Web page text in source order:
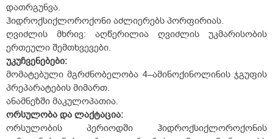
დათრგუნვა.
ჰიდროქსიქლოროქონი აძლიერებს პორფირიას.
ღვიძლის მხრივ: აღწერილია ღვიძლის უკმარისობის
ერთეული შემთხვევები.
უკუჩვენებები:
მომატებული მგრძნობელობა 4–ამინოქინოლინის ჯგუფის
პრეპარატების მიმართ.
ანამნეზში მაკულოპათია.
ორსულობა და ლაქტაცია:
ორსულობის პერიოდში ჰიდროქსიქლოროქონის